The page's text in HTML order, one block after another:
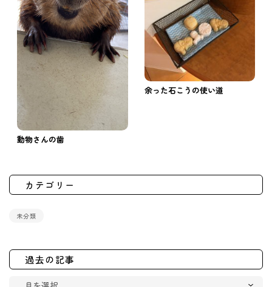
動物さんの歯
余った石こうの使い道
カテゴリー
未分類
過去の記事